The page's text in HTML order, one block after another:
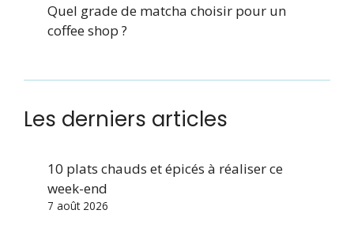
Quel grade de matcha choisir pour un
coffee shop ?
Les derniers articles
10 plats chauds et épicés à réaliser ce
week-end
7 août 2026